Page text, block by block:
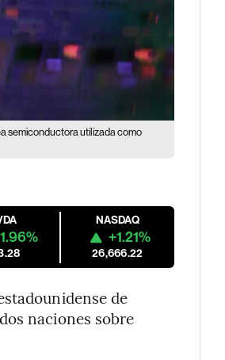
semiconductora utilizada como
NASDAQ
+1.21%
26,666.22
de
naciones sobre